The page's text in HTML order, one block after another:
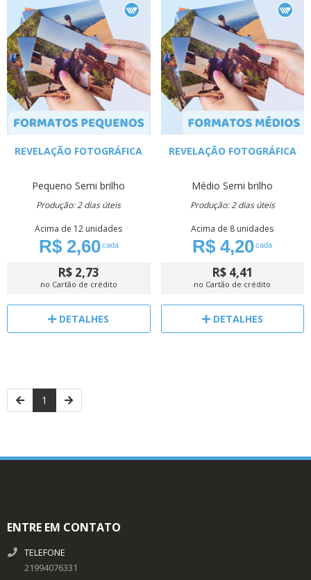
REVELAÇÃO FOTOGRÁFICA
Pequeno Semi brilho
Produção: 2 dias úteis
Acima de 12 unidades
R$ 2,60cada
R$ 2,73
no Cartão de crédito
DETALHES
REVELAÇÃO FOTOGRÁFICA
Médio Semi brilho
Produção: 2 dias úteis
Acima de 8 unidades
R$ 4,20cada
R$ 4,41
no Cartão de crédito
DETALHES
1
ENTRE EM CONTATO
TELEFONE
21994076331